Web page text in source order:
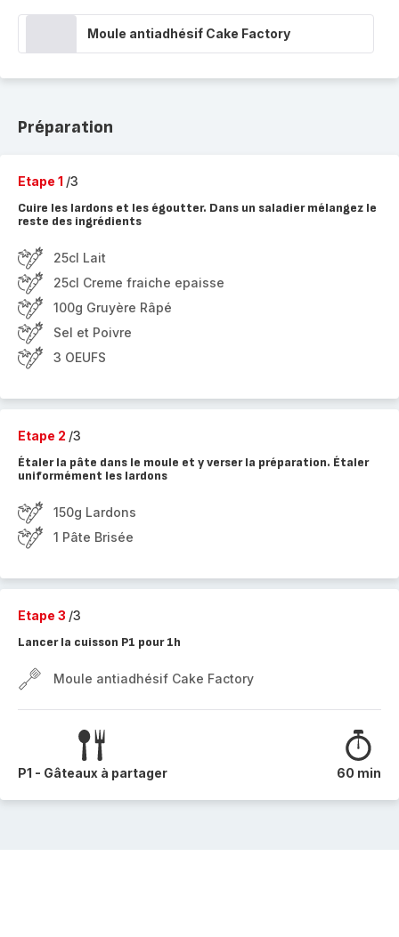
Moule antiadhésif Cake Factory
Préparation
Etape 1 /3
Cuire les lardons et les égoutter. Dans un saladier mélangez le
reste des ingrédients
25cl Lait
25cl Creme fraiche epaisse
100g Gruyère Râpé
Sel et Poivre
3 OEUFS
Etape 2 /3
Étaler la pâte dans le moule et y verser la préparation. Étaler
uniformément les lardons
150g Lardons
1 Pâte Brisée
Etape 3 /3
Lancer la cuisson P1 pour 1h
Moule antiadhésif Cake Factory
P1 - Gâteaux à partager 60 min